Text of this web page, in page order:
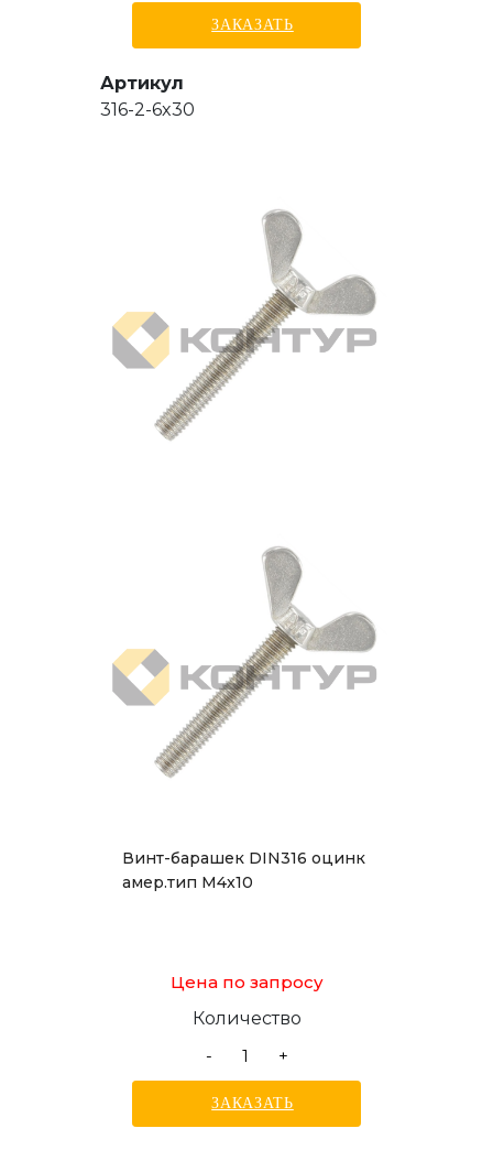
ЗАКАЗАТЬ
Артикул
316-2-6x30
Винт-барашек DIN316 оцинк
амер.тип М4x10
Цена по запросу
Количество
-
+
ЗАКАЗАТЬ